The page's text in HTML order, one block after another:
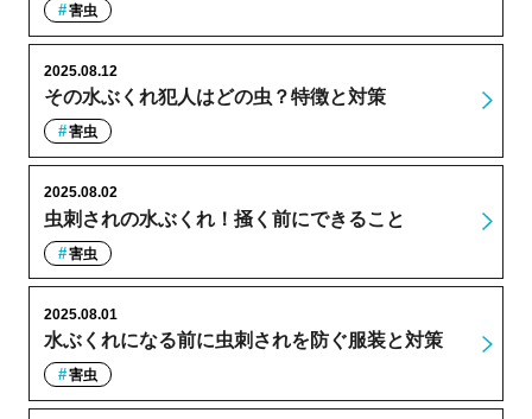
害虫
その水ぶくれ犯人はどの虫？特徴と対策
2025.08.12
害虫
虫刺されの水ぶくれ！掻く前にできること
2025.08.02
害虫
水ぶくれになる前に虫刺されを防ぐ服装と対策
2025.08.01
害虫